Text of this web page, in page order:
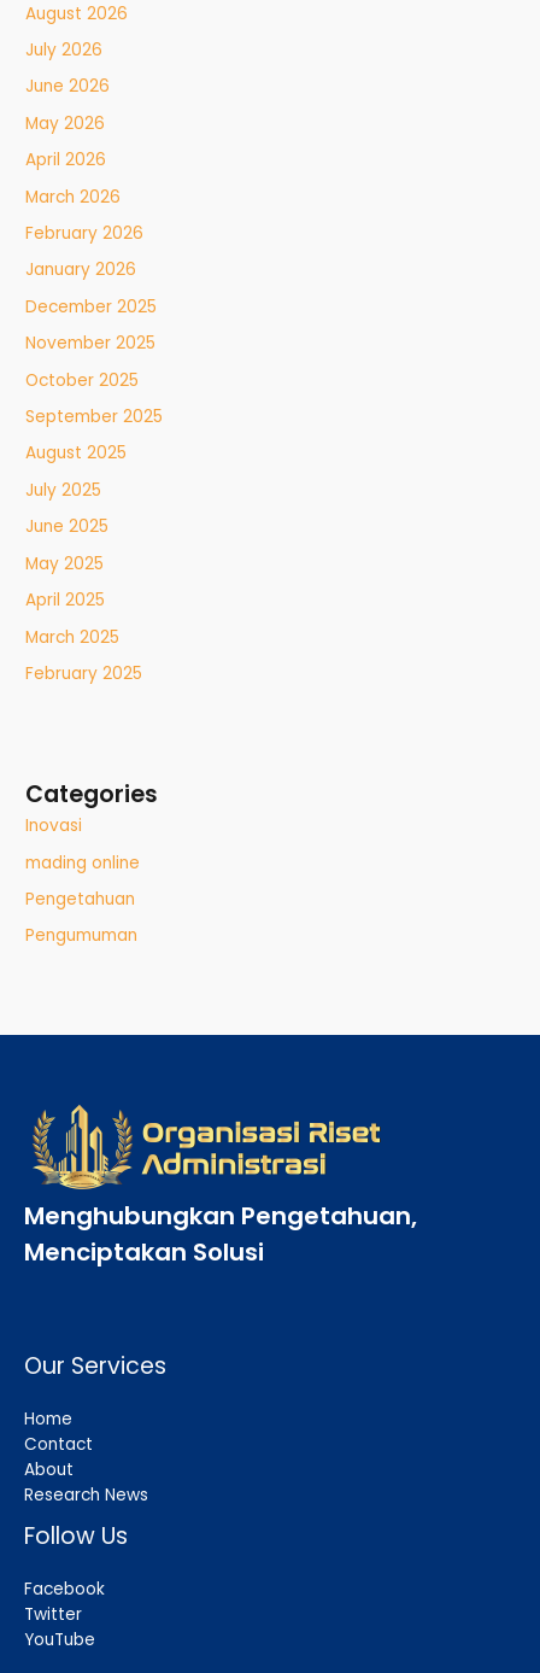
August 2026
July 2026
June 2026
May 2026
April 2026
March 2026
February 2026
January 2026
December 2025
November 2025
October 2025
September 2025
August 2025
July 2025
June 2025
May 2025
April 2025
March 2025
February 2025
Categories
Inovasi
mading online
Pengetahuan
Pengumuman
Menghubungkan Pengetahuan,
Menciptakan Solusi
Our Services
Home
Contact
About
Research News
Follow Us
Facebook
Twitter
YouTube